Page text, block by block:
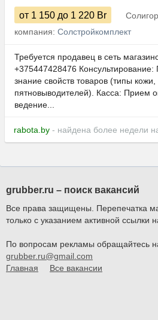
от 1 150 до 1 220 Br
компания: Солстройкомплект
Требуется продавец в сеть
+375447428476
знание свойств товаров (типы
пятновыводителей). Касса: Прием
ведение...
rabota.by - найдена более недели
grubber.ru – поиск вакансий
Все права защищены. Перепечатка
только с указанием активной ссылки
По вопросам рекламы обращайтесь
grubber.ru@gmail.com
Главная
Все вакансии